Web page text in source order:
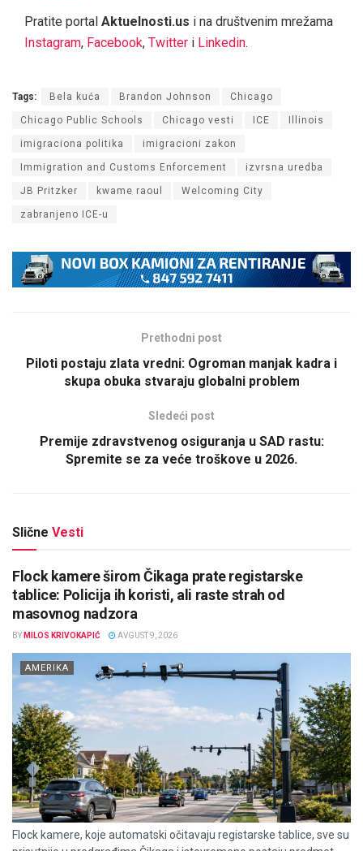
Pratite portal Aktuelnosti.us i na društvenim mrežama
Instagram, Facebook, Twitter i Linkedin.
Tags: Bela kuća Brandon Johnson Chicago
Chicago Public Schools Chicago vesti ICE Illinois
imigraciona politika imigracioni zakon
Immigration and Customs Enforcement izvrsna uredba
JB Pritzker kwame raoul Welcoming City
zabranjeno ICE-u
Prethodni post
Piloti postaju zlata vredni: Ogroman manjak kadra i
skupa obuka stvaraju globalni problem
Sledeći post
Premije zdravstvenog osiguranja u SAD rastu:
Spremite se za veće troškove u 2026.
Slične Vesti
Flock kamere širom Čikaga prate registarske
tablice: Policija ih koristi, ali raste strah od
masovnog nadzora
BY MILOS KRIVOKAPIĆ AVGUST 9, 2026
AMERIKA
Flock kamere, koje automatski očitavaju registarske tablice, sve su